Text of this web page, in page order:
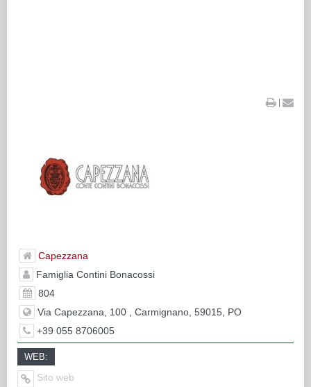
|
Capezzana
Famiglia Contini Bonacossi
804
Via Capezzana, 100 , Carmignano, 59015, PO
+39 055 8706005
WEB:
Sito web